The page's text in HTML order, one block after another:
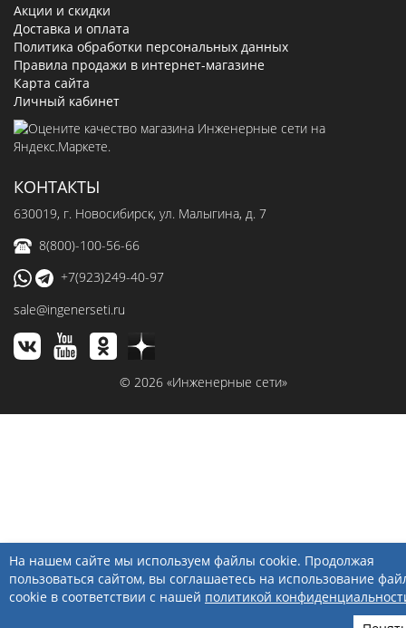
Акции и скидки
Доставка и оплата
Политика обработки персональных данных
Правила продажи в интернет-магазине
Карта сайта
Личный кабинет
КОНТАКТЫ
630019, г. Новосибирск, ул. Малыгина, д. 7
8(800)-100-56-66
+7(923)249-40-97
sale@ingenerseti.ru
© 2026 «Инженерные сети»
На нашем сайте мы используем файлы cookie. Продолжая
пользоваться сайтом, вы соглашаетесь на использование
cookie в соответствии с нашей политикой